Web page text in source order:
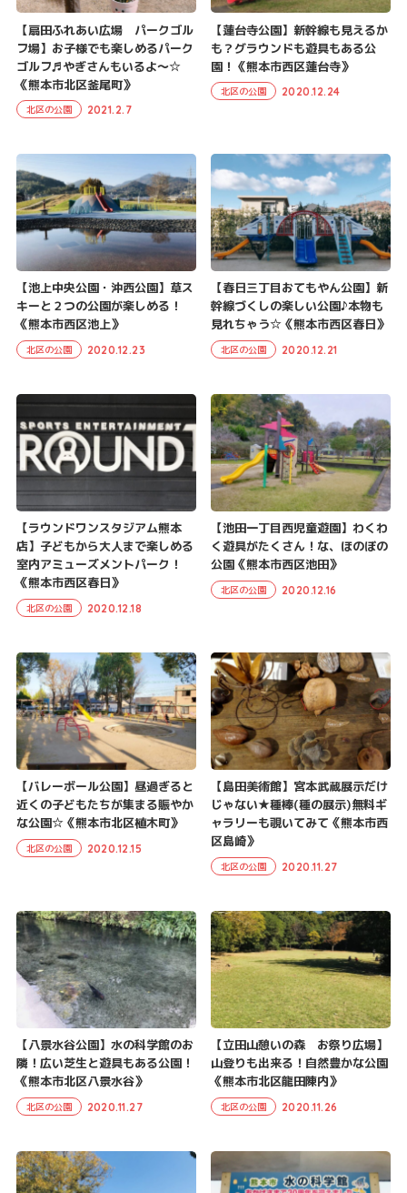
【扇田ふれあい広場 パークゴル
フ場】お子様でも楽しめるパーク
ゴルフ♬やぎさんもいるよ～☆
《熊本市北区釜尾町》
北区の公園 2021.2.7
【蓮台寺公園】新幹線も見えるか
も？グラウンドも遊具もある公
園！《熊本市西区蓮台寺》
北区の公園 2020.12.24
【池上中央公園・沖西公園】草ス
キーと２つの公園が楽しめる！
《熊本市西区池上》
北区の公園 2020.12.23
【春日三丁目おてもやん公園】新
幹線づくしの楽しい公園♪本物も
見れちゃう☆《熊本市西区春日》
北区の公園 2020.12.21
【ラウンドワンスタジアム熊本
店】子どもから大人まで楽しめる
室内アミューズメントパーク！
《熊本市西区春日》
北区の公園 2020.12.18
【池田一丁目西児童遊園】わくわ
く遊具がたくさん！な、ほのぼの
公園《熊本市西区池田》
北区の公園 2020.12.16
【バレーボール公園】昼過ぎると
近くの子どもたちが集まる賑やか
な公園☆《熊本市北区植木町》
北区の公園 2020.12.15
【島田美術館】宮本武蔵展示だけ
じゃない★種棒(種の展示)無料ギ
ャラリーも覗いてみて《熊本市西
区島崎》
北区の公園 2020.11.27
【八景水谷公園】水の科学館のお
隣！広い芝生と遊具もある公園！
《熊本市北区八景水谷》
北区の公園 2020.11.27
【立田山憩いの森 お祭り広場】
山登りも出来る！自然豊かな公園
《熊本市北区龍田陳内》
北区の公園 2020.11.26